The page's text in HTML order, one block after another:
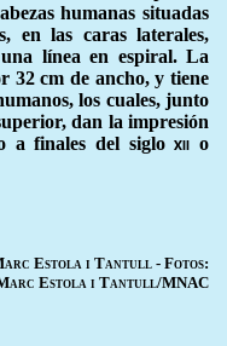
humanas situadas
en las caras laterales,
línea en espiral. La
32 cm de ancho, y tiene
los cuales, junto
dan la impresión
a finales del sigloxii o
Estola i Tantull - Fotos:
Estola i Tantull/MNAC